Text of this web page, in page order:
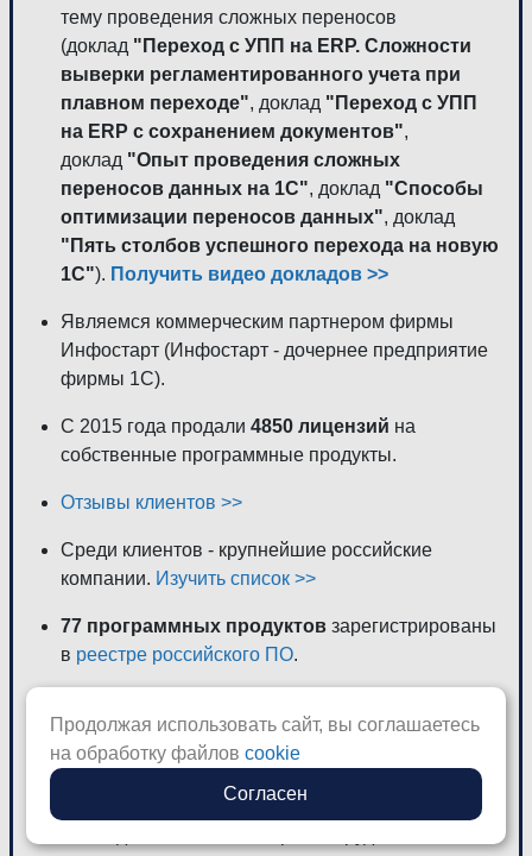
тему проведения сложных переносов
(доклад "Переход с УПП на ERP. Сложности
выверки регламентированного учета при
плавном переходе", доклад "Переход с УПП
на ERP с сохранением документов",
доклад "Опыт проведения сложных
переносов данных на 1С", доклад "Способы
оптимизации переносов данных", доклад
"Пять столбов успешного перехода на новую
1С"). Получить видео докладов >>
Являемся коммерческим партнером фирмы
Инфостарт (Инфостарт - дочернее предприятие
фирмы 1С).
С 2015 года продали 4850 лицензий на
собственные программные продукты.
Отзывы клиентов >>
Среди клиентов - крупнейшие российские
компании. Изучить список >>
77 программных продуктов зарегистрированы
в реестре российского ПО.
сертификатов"1С:Профессионал"
(сертификаты выдает фирма 1С как
подтверждение квалификации сотрудников
Продолжая использовать сайт, вы соглашаетесь
на обработку файловcookie
Согласен